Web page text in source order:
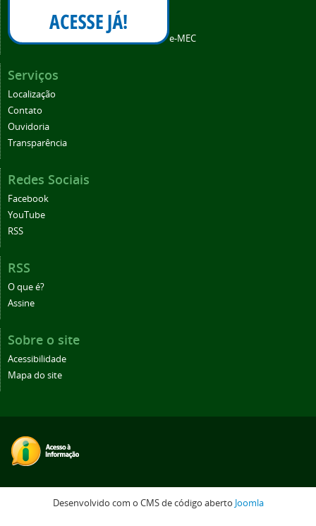
e-MEC
Serviços
Localização
Contato
Ouvidoria
Transparência
Redes Sociais
Facebook
YouTube
RSS
RSS
O que é?
Assine
Sobre o site
Acessibilidade
Mapa do site
Desenvolvido com o CMS de código aberto Joomla